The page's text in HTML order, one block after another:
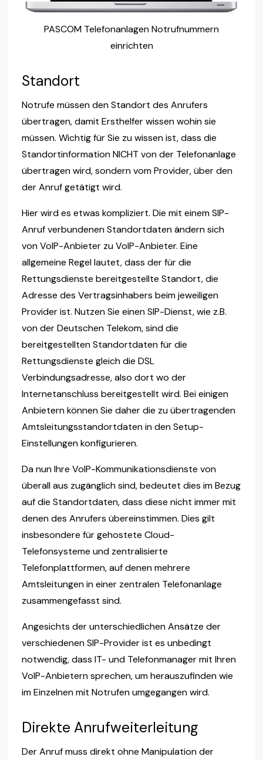
PASCOM Telefonanlagen Notrufnummern
einrichten
Standort
Notrufe müssen den Standort des Anrufers
übertragen, damit Ersthelfer wissen wohin sie
müssen. Wichtig für Sie zu wissen ist, dass die
Standortinformation NICHT von der Telefonanlage
übertragen wird, sondern vom Provider, über den
der Anruf getätigt wird.
Hier wird es etwas kompliziert. Die mit einem SIP-
Anruf verbundenen Standortdaten ändern sich
von VoIP-Anbieter zu VoIP-Anbieter. Eine
allgemeine Regel lautet, dass der für die
Rettungsdienste bereitgestellte Standort, die
Adresse des Vertragsinhabers beim jeweiligen
Provider ist. Nutzen Sie einen SIP-Dienst, wie z.B.
von der Deutschen Telekom, sind die
bereitgestellten Standortdaten für die
Rettungsdienste gleich die DSL
Verbindungsadresse, also dort wo der
Internetanschluss bereitgestellt wird. Bei einigen
Anbietern können Sie daher die zu übertragenden
Amtsleitungsstandortdaten in den Setup-
Einstellungen konfigurieren.
Da nun Ihre VoIP-Kommunikationsdienste von
überall aus zugänglich sind, bedeutet dies im Bezug
auf die Standortdaten, dass diese nicht immer mit
denen des Anrufers übereinstimmen. Dies gilt
insbesondere für gehostete Cloud-
Telefonsysteme und zentralisierte
Telefonplattformen, auf denen mehrere
Amtsleitungen in einer zentralen Telefonanlage
zusammengefasst sind.
Angesichts der unterschiedlichen Ansätze der
verschiedenen SIP-Provider ist es unbedingt
notwendig, dass IT- und Telefonmanager mit Ihren
VoIP-Anbietern sprechen, um herauszufinden wie
im Einzelnen mit Notrufen umgegangen wird.
Direkte Anrufweiterleitung
Der Anruf muss direkt ohne Manipulation der